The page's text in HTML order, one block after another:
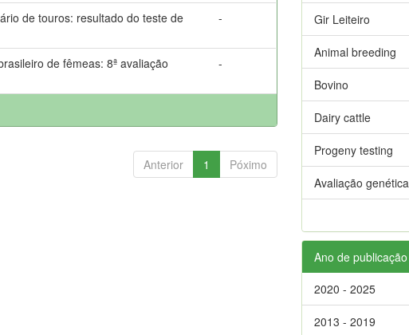
de touros: resultado do teste de
-
de fêmeas: 8ª avaliação
-
Anterior 1 Póximo
Gir Leiteiro
Animal breeding
Bovino
Dairy cattle
Progeny testing
Avaliação genética
Ano de publicação
2020 - 2025
2013 - 2019